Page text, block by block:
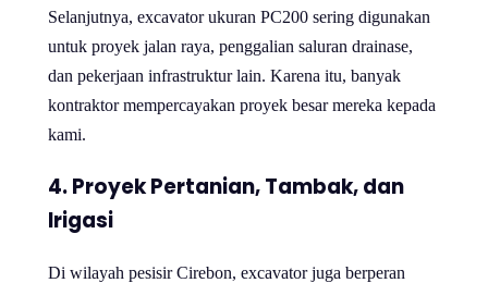
Selanjutnya, excavator ukuran PC200 sering digunakan
untuk proyek jalan raya, penggalian saluran drainase,
dan pekerjaan infrastruktur lain. Karena itu, banyak
kontraktor mempercayakan proyek besar mereka kepada
kami.
4. Proyek Pertanian, Tambak, dan
Irigasi
Di wilayah pesisir Cirebon, excavator juga berperan